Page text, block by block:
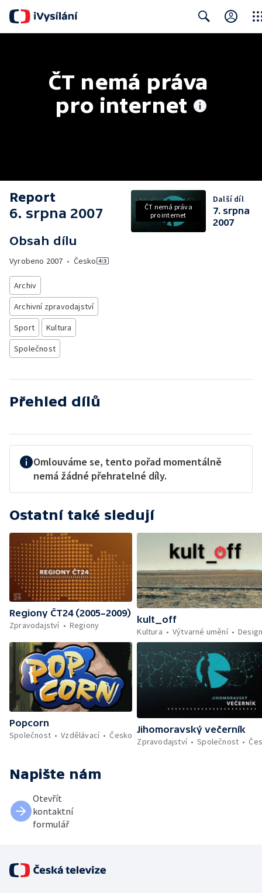
ČT nemá práva
pro internet
Report
6. srpna 2007
Obsah dílu
Vyrobeno 2007 • Česko
Archiv
Archivní zpravodajství
Sport
Kultura
Společnost
ČT nemá práva
pro internet
Další díl
7. srpna
2007
Přehled dílů
Omlouváme se, tento pořad momentálně
nemá žádné přehratelné díly.
Ostatní také sledují
Regiony ČT24 (2005–2009)
Zpravodajství
Regiony
kult_off
Kultura
Výtvarné umění
Popcorn
Společnost
Vzdělávací Česko
Jihomoravský večerník
Zpravodajství
Společnost
Napište nám
Otevřít
kontaktní
formulář